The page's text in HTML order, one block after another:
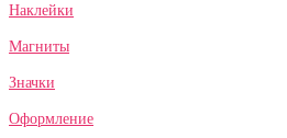
Наклейки
Магниты
Значки
Оформление